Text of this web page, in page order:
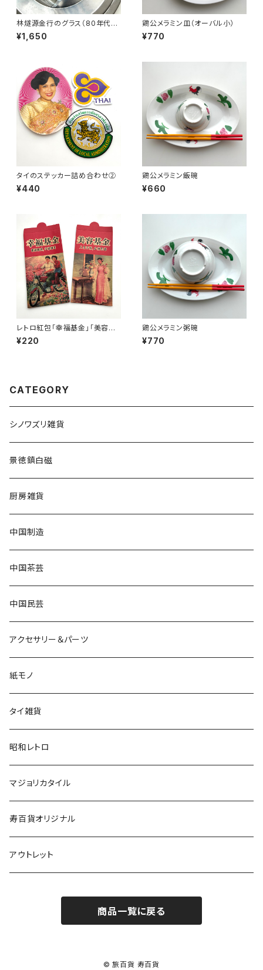
林燧源金行のグラス（80年代タ
イ制造）
¥1,650
鶏公メラミン皿（オーバル小）
¥770
タイのステッカー詰め合わせ②
¥440
鶏公メラミン飯碗
¥660
レトロ紅包「幸福基金」「美容基
金」セット
¥220
鶏公メラミン粥碗
¥770
CATEGORY
シノワズリ雑貨
景徳鎮白磁
厨房雑貨
中国制造
中国茶芸
中国民芸
アクセサリー＆パーツ
紙モノ
タイ雑貨
昭和レトロ
マジョリカタイル
寿百貨オリジナル
アウトレット
商品一覧に戻る
© 旅百貨 寿百貨